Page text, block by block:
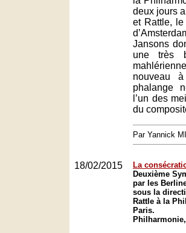
deux jours
et Rattle, le
Jansons
une très
nouveau
phalange
l’un des
du
Par Yannick
18/02/2015
La
Deuxième
par les
sous la
Rattle à la
Paris.